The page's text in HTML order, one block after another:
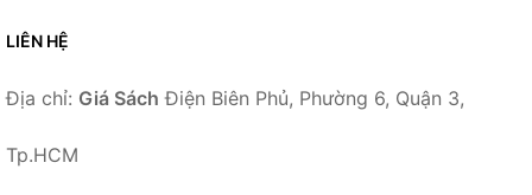
LIÊN HỆ
Địa chỉ: Giá Sách Điện Biên Phủ, Phường 6, Quận 3,
Tp.HCM